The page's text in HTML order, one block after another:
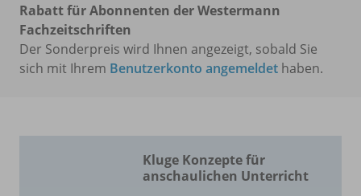
Rabatt für Abonnenten der Westermann
Fachzeitschriften
Der Sonderpreis wird Ihnen angezeigt, sobald Sie
sich mit Ihrem Benutzerkonto angemeldet haben.
Kluge Konzepte für
anschaulichen Unterricht